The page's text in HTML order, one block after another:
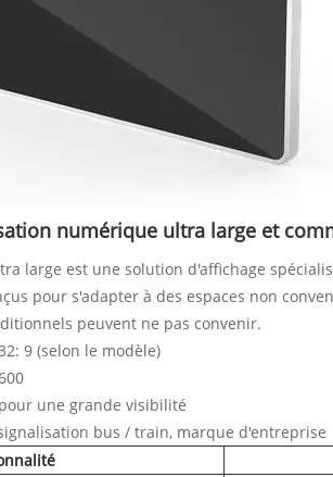
numérique ultra large et
large est une solution d'affichage
pour s'adapter à des espaces non
peuvent ne pas convenir.
9 (selon le modèle)
une grande visibilité
bus / train, marque d'entreprise